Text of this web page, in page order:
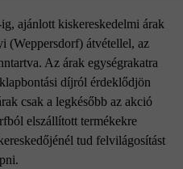
ajánlott kiskereskedelmi árak
(Weppersdorf) átvétellel, az
Az árak egységrakatra
díjról érdeklődjön
csak a legkésőbb az akció
elszállított termékekre
tud felvilágosítást